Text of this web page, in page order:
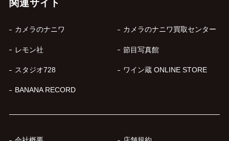
関連サイト
カメラのナニワ カメラのナニワ買取センター
レモン社 節目写真館
スタジオ728 ワイン蔵 ONLINE STORE
BANANA RECORD